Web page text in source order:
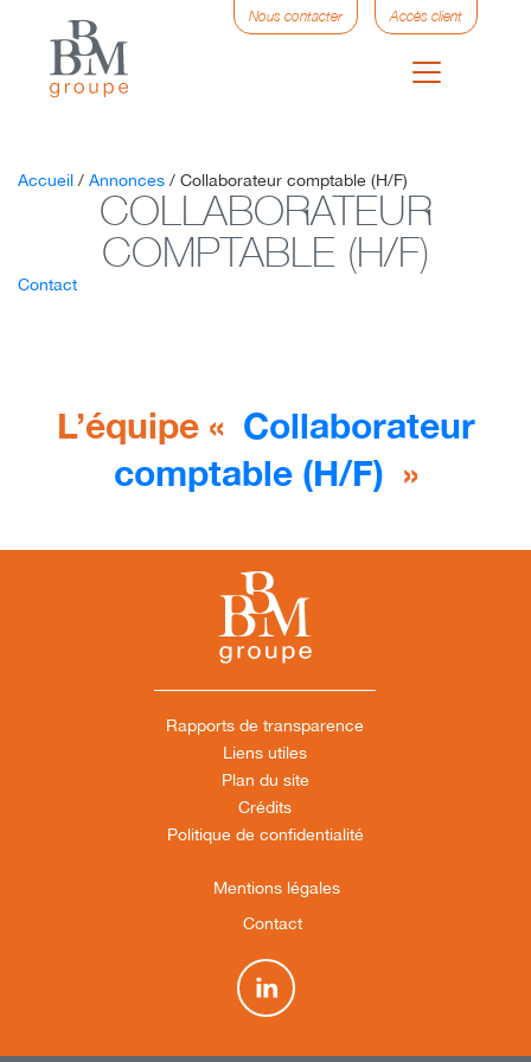
Nous contacter Accès client
Accueil / Annonces / Collaborateur comptable (H/F)
COLLABORATEUR
COMPTABLE (H/F)
Contact
L’équipe « Collaborateur
comptable (H/F) »
Rapports de transparence
Liens utiles
Plan du site
Crédits
Mentions légales
Contact
Politique de confidentialité